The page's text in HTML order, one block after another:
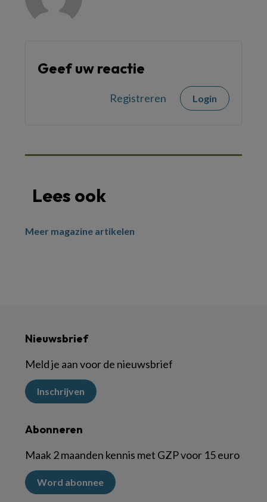
Geef uw reactie
Registreren Login
Lees ook
Meer magazine artikelen
Nieuwsbrief
Meld je aan voor de nieuwsbrief
Inschrijven
Abonneren
Maak 2 maanden kennis met GZP voor 15 euro
Word abonnee